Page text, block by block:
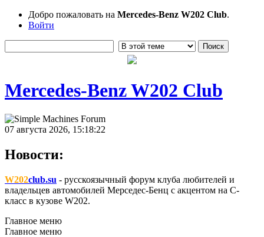
Добро пожаловать на Mercedes-Benz W202 Club.
Войти
Mercedes-Benz W202 Club
07 августа 2026, 15:18:22
Новости:
W202club.su - русскоязычный форум клуба любителей и
владельцев автомобилей Мерседес-Бенц с акцентом на C-
класс в кузове W202.
Главное меню
Главное меню